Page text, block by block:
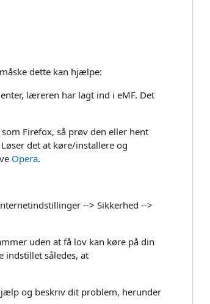
dette kan hjælpe:
læreren har lagt ind i eMF. Det
Firefox, så prøv den eller hent
det at køre/installere og
Opera.
--> Sikkerhed -->
uden at få lov kan køre på din
indstillet således, at
og beskriv dit problem, herunder